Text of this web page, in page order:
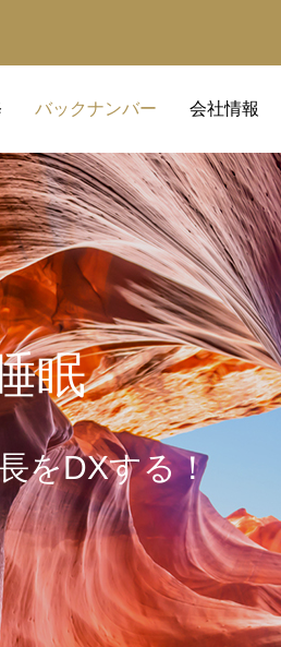
バックナンバー 会社情報
経営革新等支援機関
事業計画・財務計画・融資計
眠
をDXする！